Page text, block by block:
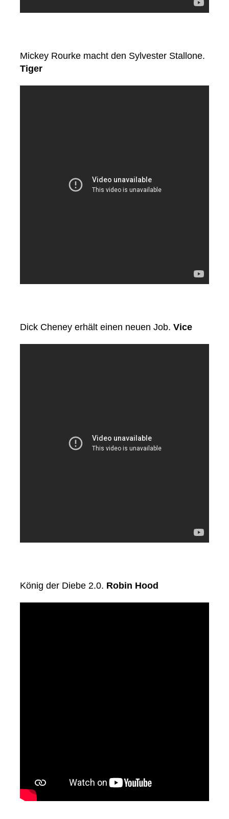
Mickey Rourke macht den Sylvester Stallone.
Tiger
Dick Cheney erhält einen neuen Job. Vice
König der Diebe 2.0. Robin Hood